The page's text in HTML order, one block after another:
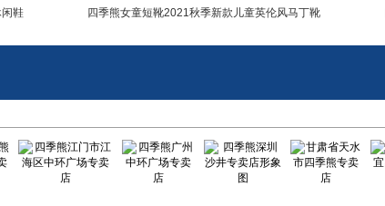
鞋 四季熊女童短靴2021秋季新款儿童英伦风马丁靴